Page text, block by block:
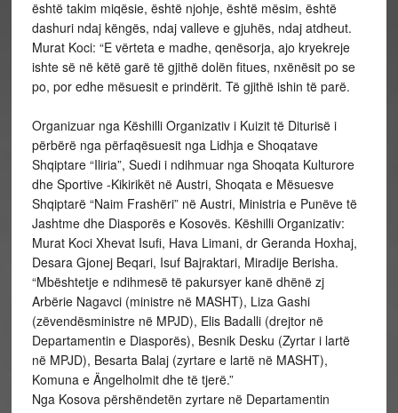
është takim miqësie, është njohje, është mësim, është
dashuri ndaj këngës, ndaj valleve e gjuhës, ndaj atdheut.
Murat Koci: “E vërteta e madhe, qenësorja, ajo kryekreje
ishte së në këtë garë të gjithë dolën fitues, nxënësit po se
po, por edhe mësuesit e prindërit. Të gjithë ishin të parë.
Organizuar nga Këshilli Organizativ i Kuizit të Diturisë i
përbërë nga përfaqësuesit nga Lidhja e Shoqatave
Shqiptare “Iliria”, Suedi i ndihmuar nga Shoqata Kulturore
dhe Sportive -Kikirikët në Austri, Shoqata e Mësuesve
Shqiptarë “Naim Frashëri” në Austri, Ministria e Punëve të
Jashtme dhe Diasporës e Kosovës. Këshilli Organizativ:
Murat Koci Xhevat Isufi, Hava Limani, dr Geranda Hoxhaj,
Desara Gjonej Beqari, Isuf Bajraktari, Miradije Berisha.
“Mbështetje e ndihmesë të pakursyer kanë dhënë zj
Arbërie Nagavci (ministre në MASHT), Liza Gashi
(zëvendësministre në MPJD), Elis Badalli (drejtor në
Departamentin e Diasporës), Besnik Desku (Zyrtar i lartë
në MPJD), Besarta Balaj (zyrtare e lartë në MASHT),
Komuna e Ängelholmit dhe të tjerë.”
Nga Kosova përshëndetën zyrtare në Departamentin